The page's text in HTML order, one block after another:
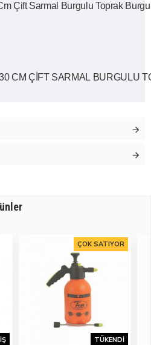
Çift Sarmal Burgulu Toprak
CM ÇİFT SARMAL BURGULU
ÇOK SATIYOR
TÜKENDI